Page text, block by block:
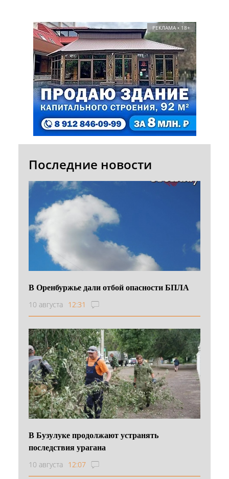
РЕКЛАМА • 18+
Последние новости
В Оренбуржье дали отбой опасности БПЛА
10 августа 12:31
В Бузулуке продолжают устранять
последствия урагана
10 августа 12:07